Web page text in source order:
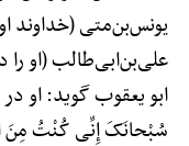
یونس‌بن‌متی (خداوند
علی‌بن‌ابی‌طالب (او
ابو یعقوب گوید: او در
سُبْحانَکَ إِنِّی کُنْتُ مِنَ